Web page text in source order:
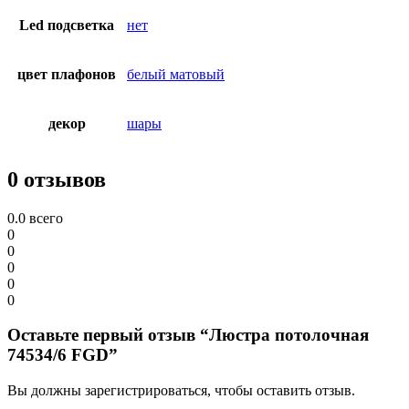
Led подсветка нет
цвет плафонов белый матовый
декор шары
0 отзывов
0.0 всего
0
0
0
0
0
Оставьте первый отзыв “Люстра потолочная
74534/6 FGD”
Вы должны зарегистрироваться, чтобы оставить отзыв.